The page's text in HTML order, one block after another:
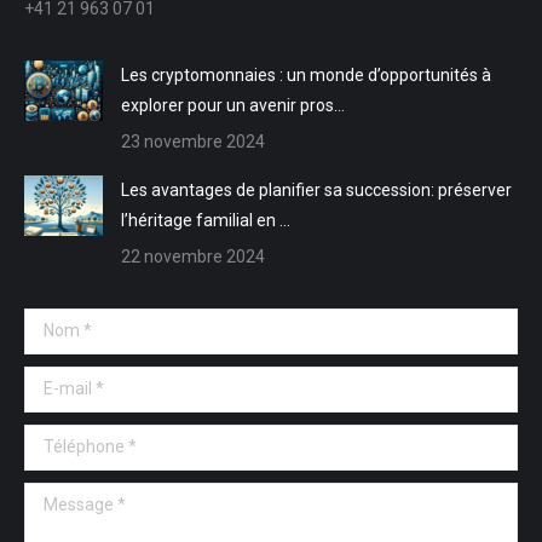
+41 21 963 07 01
Les cryptomonnaies : un monde d’opportunités à
explorer pour un avenir pros…
23 novembre 2024
Les avantages de planifier sa succession: préserver
l’héritage familial en …
22 novembre 2024
Nom *
E-mail *
Téléphone *
Message *